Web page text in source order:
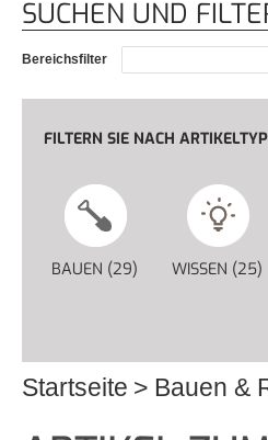
SUCHEN UND
Bereichsfilter
FILTERN SIE NACH
BAUEN (29) APPLY BAUEN
WISSEN (25)
Startseite Bauen &